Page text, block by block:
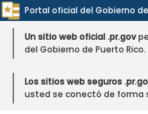
Portal oficial del Gobierno
Un sitio web oficial .pr.gov
del Gobierno de Puerto Rico.
Los sitios web seguros
usted se conectó de forma